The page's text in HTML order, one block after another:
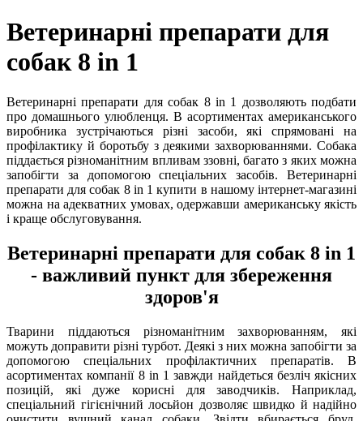
Ветеринарні препарати для
собак 8 in 1
Ветеринарні препарати для собак 8 in 1 дозволяють подбати
про домашнього улюбленця. В асортиментах американського
виробника зустрічаються різні засоби, які спрямовані на
профілактику й боротьбу з деякими захворюваннями. Собака
піддається різноманітним впливам ззовні, багато з яких можна
запобігти за допомогою спеціальних засобів. Ветеринарні
препарати для собак 8 in 1 купити в нашому інтернет-магазині
можна на адекватних умовах, одержавши американську якість
і краще обслуговування.
Ветеринарні препарати для собак 8 in 1
- важливий пункт для збереження
здоров'я
Тварини піддаються різноманітним захворюванням, які
можуть доправити різні турбот. Деякі з них можна запобігти за
допомогою спеціальних профілактичних препаратів. В
асортиментах компанії 8 in 1 завжди найдеться безліч якісних
позицій, які дуже корисні для заводчиків. Наприклад,
спеціальний гігієнічний лосьйон дозволяє швидко й надійно